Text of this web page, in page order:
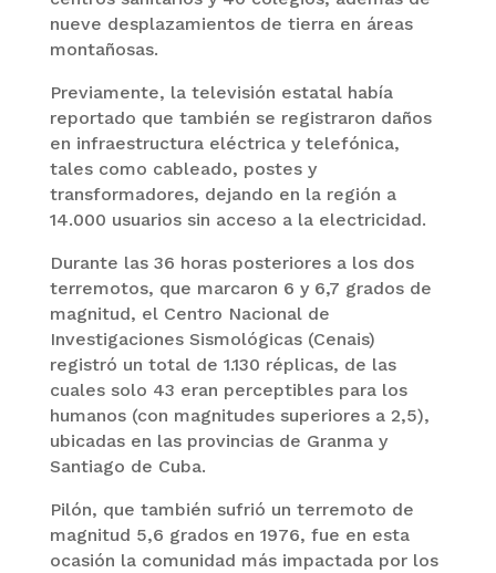
nueve desplazamientos de tierra en áreas
montañosas.
Previamente, la televisión estatal había
reportado que también se registraron daños
en infraestructura eléctrica y telefónica,
tales como cableado, postes y
transformadores, dejando en la región a
14.000 usuarios sin acceso a la electricidad.
Durante las 36 horas posteriores a los dos
terremotos, que marcaron 6 y 6,7 grados de
magnitud, el Centro Nacional de
Investigaciones Sismológicas (Cenais)
registró un total de 1.130 réplicas, de las
cuales solo 43 eran perceptibles para los
humanos (con magnitudes superiores a 2,5),
ubicadas en las provincias de Granma y
Santiago de Cuba.
Pilón, que también sufrió un terremoto de
magnitud 5,6 grados en 1976, fue en esta
ocasión la comunidad más impactada por los